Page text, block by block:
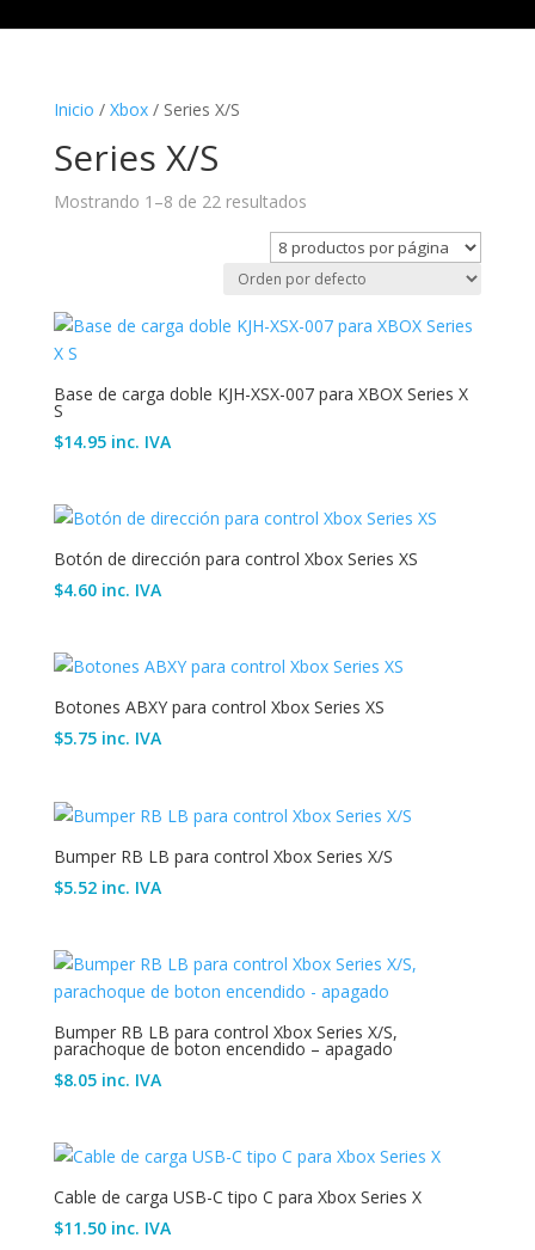
Inicio / Xbox/ Series X/S
Series X/S
Mostrando 1–8 de 22 resultados
Base de carga doble KJH-XSX-007 para XBOX Series X
S
$14.95 inc. IVA
Botón de dirección para control Xbox Series XS
$4.60 inc. IVA
Botones ABXY para control Xbox Series XS
$5.75 inc. IVA
Bumper RB LB para control Xbox Series X/S
$5.52 inc. IVA
Bumper RB LB para control Xbox Series X/S,
parachoque de boton encendido – apagado
$8.05 inc. IVA
Cable de carga USB-C tipo C para Xbox Series X
$11.50 inc. IVA